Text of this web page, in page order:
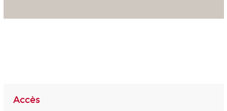
Accès